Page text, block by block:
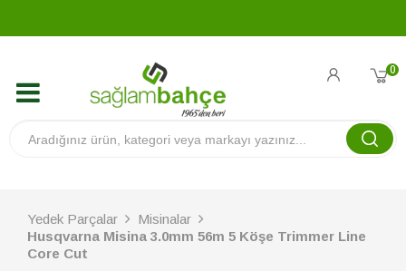
0
Yedek Parçalar
Misinalar
Husqvarna Misina 3.0mm 56m 5 Köşe Trimmer Line
Core Cut